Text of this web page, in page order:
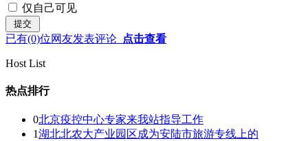
仅自己可见
已有(0)位网友发表评论 点击查看
Host List
热点排行
0北京疫控中心专家来我站指导工作
1湖北北农大产业园区成为安陆市旅游专线上的